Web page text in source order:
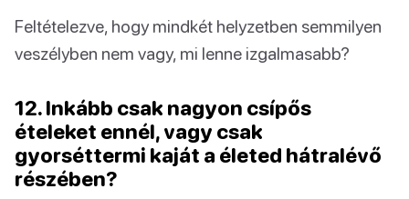
Feltételezve, hogy mindkét helyzetben semmilyen
veszélyben nem vagy, mi lenne izgalmasabb?
12. Inkább csak nagyon csípős
ételeket ennél, vagy csak
gyorséttermi kaját a életed hátralévő
részében?